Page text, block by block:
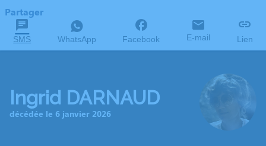
Partager
SMS WhatsApp Facebook E-mail Lien
Ingrid DARNAUD
décédée le 6 janvier 2026